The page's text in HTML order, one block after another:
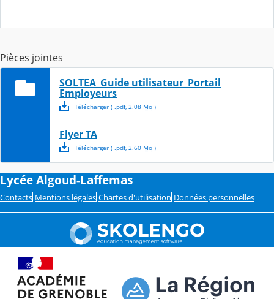
Pièces jointes
SOLTEA_Guide utilisateur_Portail
Employeurs
Télécharger( .pdf, 2.08 Mo)
Flyer TA
Télécharger( .pdf, 2.60 Mo)
Lycée Algoud-Laffemas
Contacts Mentions légales Chartes d'utilisation Données personnelles